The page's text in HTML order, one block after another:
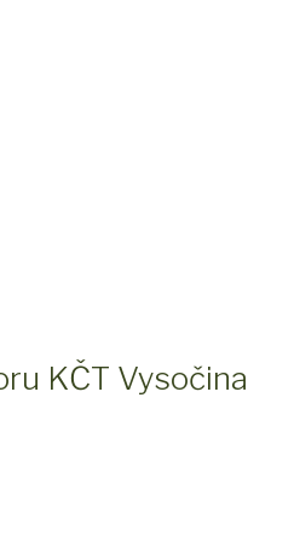
KČT Vysočina